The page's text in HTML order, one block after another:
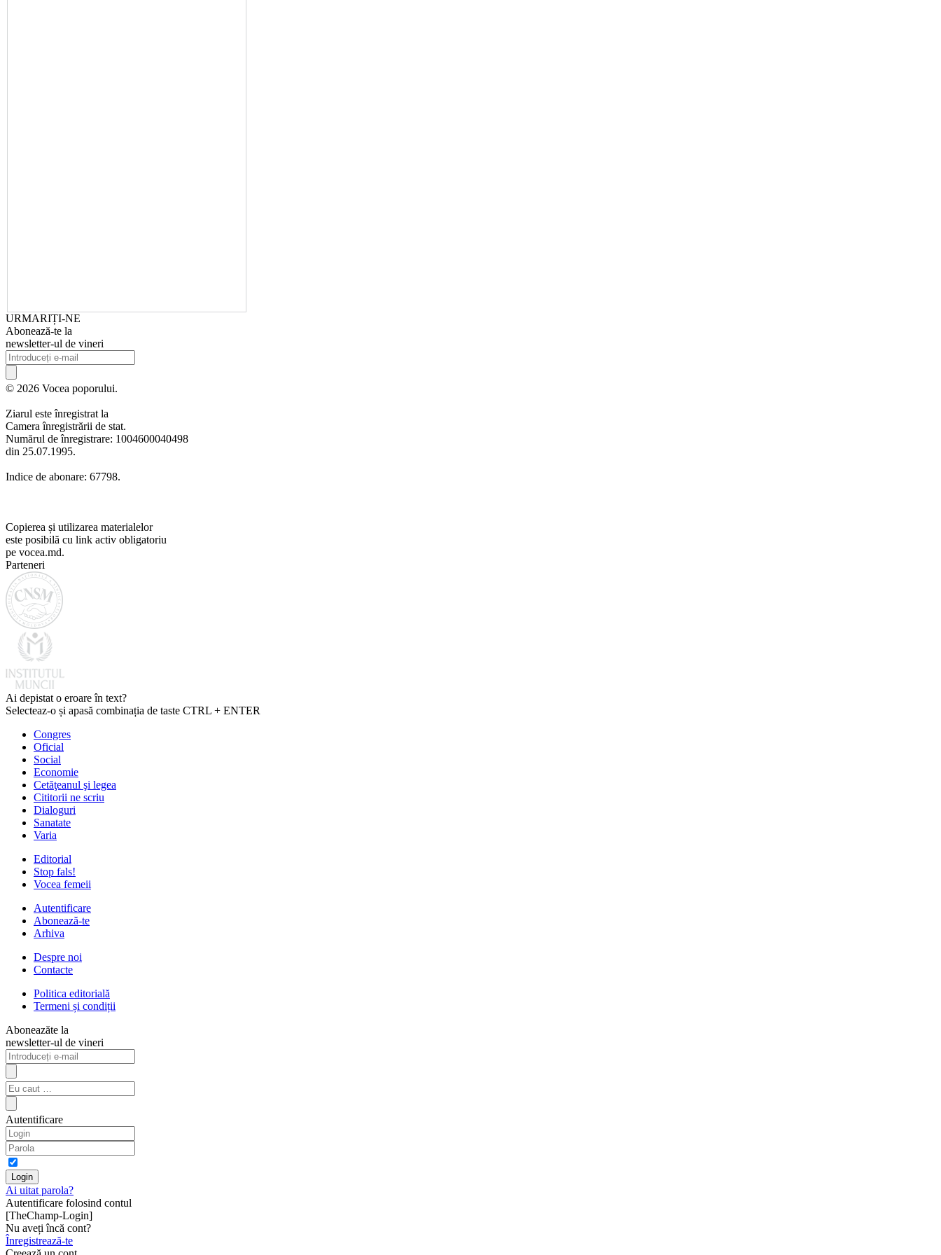
URMARIȚI-NE
Abonează-te la
newsletter-ul de vineri
© 2026 Vocea poporului.
Ziarul este înregistrat la
Camera înregistrării de stat.
Numărul de înregistrare: 1004600040498
din 25.07.1995.
Indice de abonare: 67798.
Copierea și utilizarea materialelor
este posibilă cu link activ obligatoriu
pe vocea.md.
Parteneri
Ai depistat o eroare în text?
Selecteaz-o și apasă combinația de taste CTRL + ENTER
Congres
Oficial
Social
Economie
Cetăţeanul şi legea
Cititorii ne scriu
Dialoguri
Sanatate
Varia
Editorial
Stop fals!
Vocea femeii
Autentificare
Abonează-te
Arhiva
Despre noi
Contacte
Politica editorială
Termeni și condiții
Aboneazăte la
newsletter-ul de vineri
Autentificare
Ai uitat parola?
Autentificare folosind contul
[TheChamp-Login]
Nu aveți încă cont?
Înregistrează-te